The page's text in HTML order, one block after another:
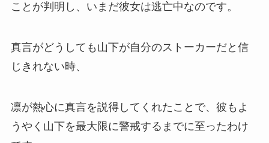
ことが判明し、いまだ彼女は逃亡中なのです。
真言がどうしても山下が自分のストーカーだと信
じきれない時、
凛が熱心に真言を説得してくれたことで、彼もよ
うやく山下を最大限に警戒するまでに至ったわけ